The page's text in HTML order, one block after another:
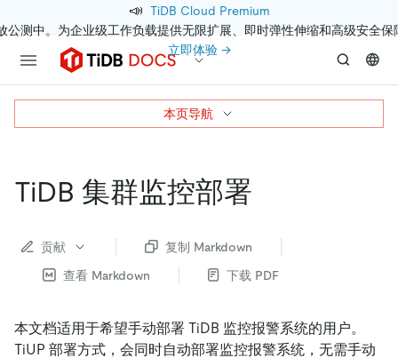
📣 TiDB Cloud Premium
公测中。为企业级工作负载提供无限扩展、即时弹性伸缩和高级安全保
立即体验 →
TiDB 集群监控部署
贡献
复制 Markdown
查看 Markdown
下载 PDF
本文档适用于希望手动部署 TiDB 监控报警系统的用户。
TiUP 部署方式，会同时自动部署监控报警系统，无需手动
本页导航